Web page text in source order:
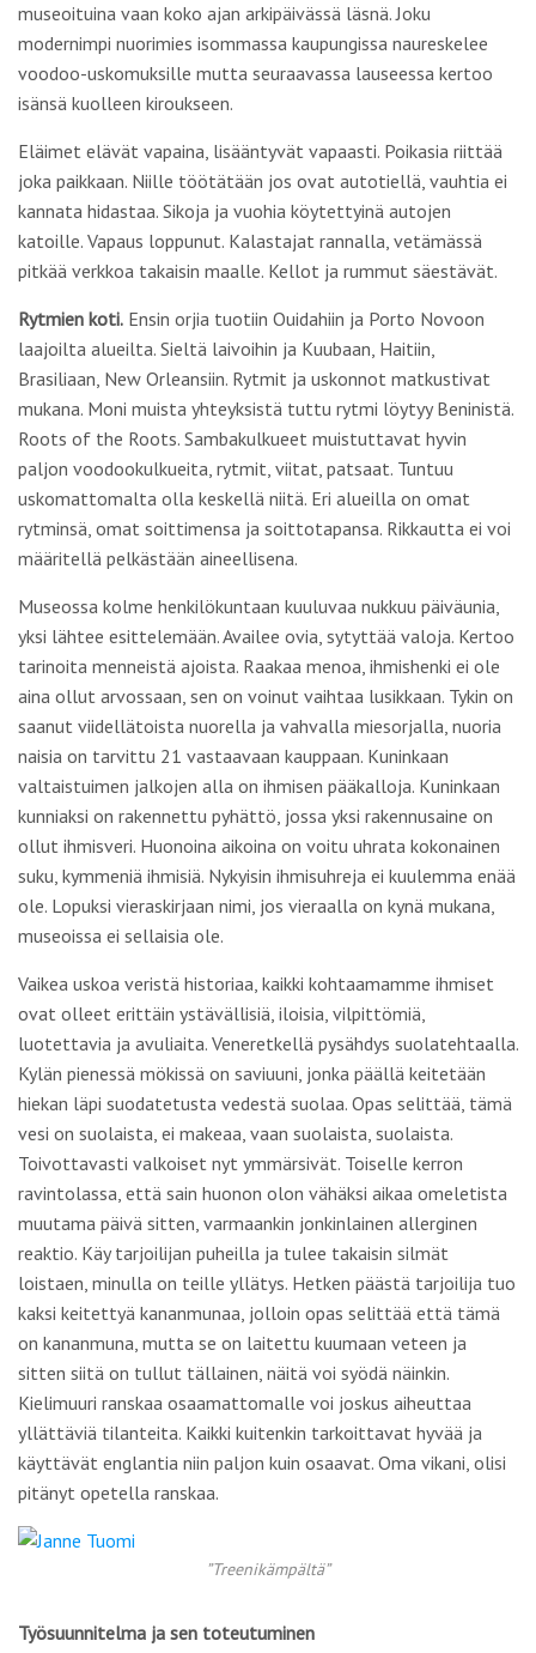
museoituina vaan koko ajan arkipäivässä läsnä. Joku
modernimpi nuorimies isommassa kaupungissa naureskelee
voodoo-uskomuksille mutta seuraavassa lauseessa kertoo
isänsä kuolleen kiroukseen.
Eläimet elävät vapaina, lisääntyvät vapaasti. Poikasia riittää
joka paikkaan. Niille töötätään jos ovat autotiellä, vauhtia ei
kannata hidastaa. Sikoja ja vuohia köytettyinä autojen
katoille. Vapaus loppunut. Kalastajat rannalla, vetämässä
pitkää verkkoa takaisin maalle. Kellot ja rummut säestävät.
Rytmien koti. Ensin orjia tuotiin Ouidahiin ja Porto Novoon
laajoilta alueilta. Sieltä laivoihin ja Kuubaan, Haitiin,
Brasiliaan, New Orleansiin. Rytmit ja uskonnot matkustivat
mukana. Moni muista yhteyksistä tuttu rytmi löytyy Beninistä.
Roots of the Roots. Sambakulkueet muistuttavat hyvin
paljon voodookulkueita, rytmit, viitat, patsaat. Tuntuu
uskomattomalta olla keskellä niitä. Eri alueilla on omat
rytminsä, omat soittimensa ja soittotapansa. Rikkautta ei voi
määritellä pelkästään aineellisena.
Museossa kolme henkilökuntaan kuuluvaa nukkuu päiväunia,
yksi lähtee esittelemään. Availee ovia, sytyttää valoja. Kertoo
tarinoita menneistä ajoista. Raakaa menoa, ihmishenki ei ole
aina ollut arvossaan, sen on voinut vaihtaa lusikkaan. Tykin on
saanut viidellätoista nuorella ja vahvalla miesorjalla, nuoria
naisia on tarvittu 21 vastaavaan kauppaan. Kuninkaan
valtaistuimen jalkojen alla on ihmisen pääkalloja. Kuninkaan
kunniaksi on rakennettu pyhättö, jossa yksi rakennusaine on
ollut ihmisveri. Huonoina aikoina on voitu uhrata kokonainen
suku, kymmeniä ihmisiä. Nykyisin ihmisuhreja ei kuulemma enää
ole. Lopuksi vieraskirjaan nimi, jos vieraalla on kynä mukana,
museoissa ei sellaisia ole.
Vaikea uskoa veristä historiaa, kaikki kohtaamamme ihmiset
ovat olleet erittäin ystävällisiä, iloisia, vilpittömiä,
luotettavia ja avuliaita. Veneretkellä pysähdys suolatehtaalla.
Kylän pienessä mökissä on saviuuni, jonka päällä keitetään
hiekan läpi suodatetusta vedestä suolaa. Opas selittää, tämä
vesi on suolaista, ei makeaa, vaan suolaista, suolaista.
Toivottavasti valkoiset nyt ymmärsivät. Toiselle kerron
ravintolassa, että sain huonon olon vähäksi aikaa omeletista
muutama päivä sitten, varmaankin jonkinlainen allerginen
reaktio. Käy tarjoilijan puheilla ja tulee takaisin silmät
loistaen, minulla on teille yllätys. Hetken päästä tarjoilija tuo
kaksi keitettyä kananmunaa, jolloin opas selittää että tämä
on kananmuna, mutta se on laitettu kuumaan veteen ja
sitten siitä on tullut tällainen, näitä voi syödä näinkin.
Kielimuuri ranskaa osaamattomalle voi joskus aiheuttaa
yllättäviä tilanteita. Kaikki kuitenkin tarkoittavat hyvää ja
käyttävät englantia niin paljon kuin osaavat. Oma vikani, olisi
pitänyt opetella ranskaa.
”Treenikämpältä”
Työsuunnitelma ja sen toteutuminen